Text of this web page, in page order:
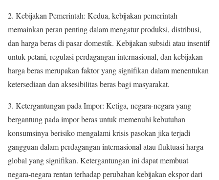
2. Kebijakan Pemerintah: Kedua, kebijakan pemerintah
memainkan peran penting dalam mengatur produksi, distribusi,
dan harga beras di pasar domestik. Kebijakan subsidi atau insentif
untuk petani, regulasi perdagangan internasional, dan kebijakan
harga beras merupakan faktor yang signifikan dalam menentukan
ketersediaan dan aksesibilitas beras bagi masyarakat.
3. Ketergantungan pada Impor: Ketiga, negara-negara yang
bergantung pada impor beras untuk memenuhi kebutuhan
konsumsinya berisiko mengalami krisis pasokan jika terjadi
gangguan dalam perdagangan internasional atau fluktuasi harga
global yang signifikan. Ketergantungan ini dapat membuat
negara-negara rentan terhadap perubahan kebijakan ekspor dari